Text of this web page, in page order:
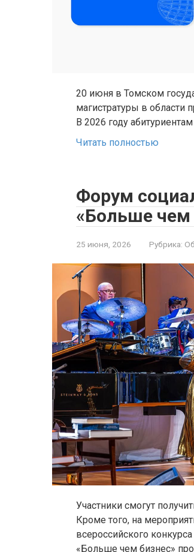
20 июня в Томском
магистратуры в области
В 2026 году
Читать полностью
Форум
«Больше чем
25 июня, 2026 Рубрика:
Участники смогут
Кроме того, на
всероссийского
«Больше чем бизнес»